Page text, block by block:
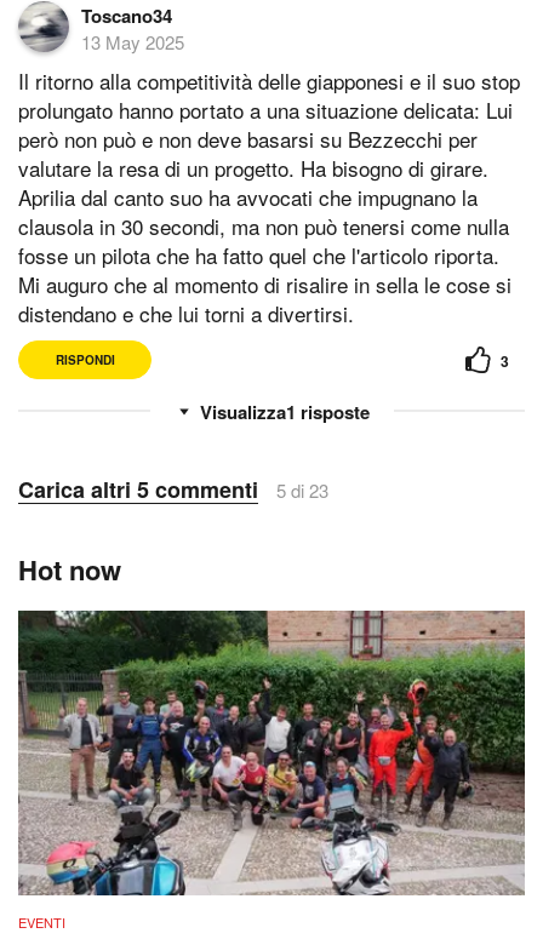
Toscano34
13 May 2025
Il ritorno alla competitività delle giapponesi e il suo stop
prolungato hanno portato a una situazione delicata: Lui
però non può e non deve basarsi su Bezzecchi per
valutare la resa di un progetto. Ha bisogno di girare.
Aprilia dal canto suo ha avvocati che impugnano la
clausola in 30 secondi, ma non può tenersi come nulla
fosse un pilota che ha fatto quel che l'articolo riporta.
Mi auguro che al momento di risalire in sella le cose si
distendano e che lui torni a divertirsi.
RISPONDI
1 risposte
3
Carica altri 5 commenti 5 di 23
Hot now
EVENTI